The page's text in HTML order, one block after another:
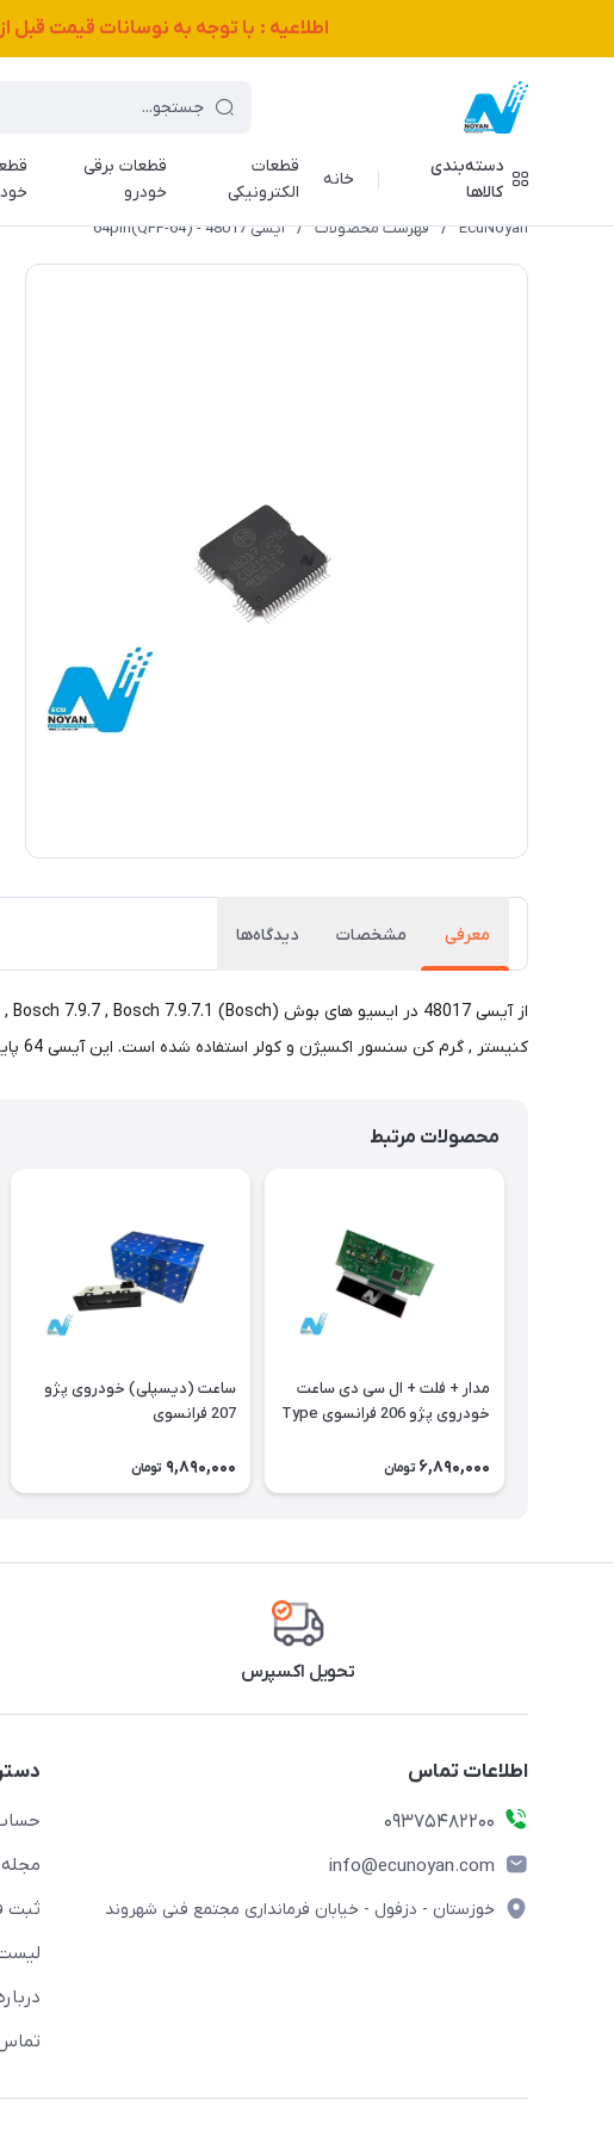
اطلاعیه : با توجه به نوسانات قیمت
دسته‌بندی
کالاها
خانه
قطعات
الکترونیکی
قطعات برقی
خودرو
EcuNoyan
/ فهرست محصولات / آیسی 48017 - 64pin(QFP-64)
معرفی مشخصات دیدگاه‌ها
کنیستر , گرم کن سنسور اکسیژن و کولر استفاده شده است. این آیسی 64 پایه داشته و با آیسی, 40056 , 48007 , Tle6244 مشابه بوده و در صورت ضرور میتوان از آن به جای آیسی 48017 استفاده نمود.
محصولات مرتبط
مدار + فلت + ال سی دی ساعت
خودروی پژو 206 فرانسوی Type
6,890,000 تومان
ساعت (دیسپلی) خودروی پژو
207 فرانسوی
9,890,000 تومان
تحویل اکسپرس
اطلاعات تماس
09375482200
info@ecunoyan.com
خوزستان - دزفول - خیابان فرمانداری مجتمع فنی شهروند